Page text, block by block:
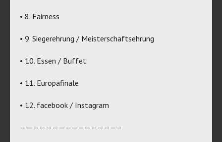
• 8. Fairness
• 9. Siegerehrung / Meisterschaftsehrung
• 10. Essen / Buffet
• 11. Europafinale
• 12. facebook / Instagram
———————————————–